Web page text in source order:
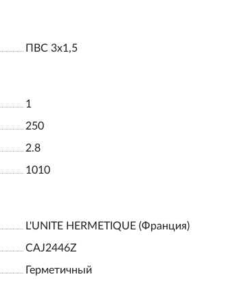
ПВС 3х1,5
1
250
2.8
1010
L'UNITE HERMETIQUE (Франция)
САJ2446Z
Герметичный